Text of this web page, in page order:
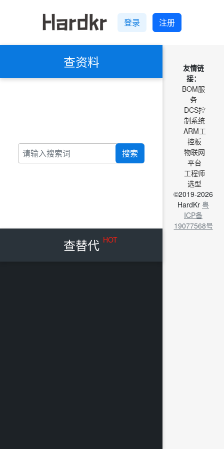
登录 注册
查资料
搜索
查替代 HOT
友情链
接：
BOM服
务
DCS控
制系统
ARM工
控板
物联网
平台
工程师
选型
©2019-2026
HardKr 粤
ICP备
19077568号